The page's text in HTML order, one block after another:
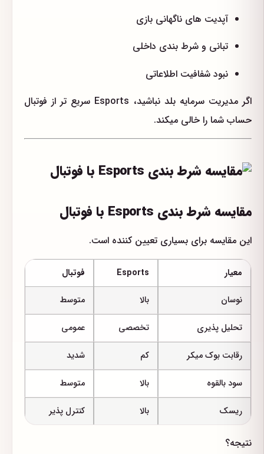
آپدیت های ناگهانی بازی
تبانی و شرط بندی داخلی
نبود شفافیت اطلاعاتی
اگر مدیریت سرمایه بلد نباشید، Esports سریع تر از فوتبال
حساب شما را خالی میکند.
مقایسه شرط بندی Esports با فوتبال
این مقایسه برای بسیاری تعیین کننده است.
معیار Esports
فوتبال
نوسان
بالا متوسط
تحلیل پذیری تخصصی عمومی
رقابت بوک میکر کم شدید
سود بالقوه بالا متوسط
ریسک بالا کنترل پذیر
نتیجه؟